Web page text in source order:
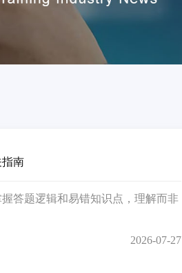
南
答题逻辑和易错知识点，理解而非
2026-07-27